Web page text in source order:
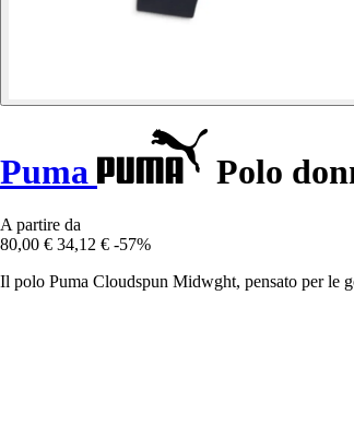
Puma Polo
A partire da
80,00 € 34,12 € -57%
Il polo Puma Cloudspun Midwght, pensato per le